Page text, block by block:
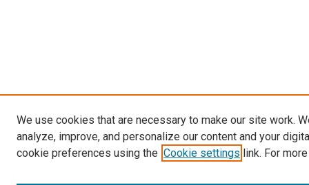
We use cookies that are necessary to make our site work.
analyze, improve, and personalize our content and your
cookie preferences using the Cookie settings link. For